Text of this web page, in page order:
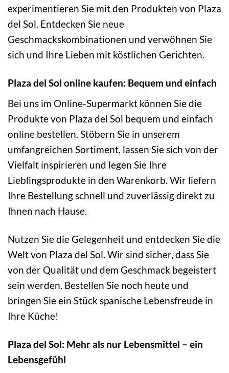
experimentieren Sie mit den Produkten von Plaza
del Sol. Entdecken Sie neue
Geschmackskombinationen und verwöhnen Sie
sich und Ihre Lieben mit köstlichen Gerichten.
Plaza del Sol online kaufen: Bequem und einfach
Bei uns im Online-Supermarkt können Sie die
Produkte von Plaza del Sol bequem und einfach
online bestellen. Stöbern Sie in unserem
umfangreichen Sortiment, lassen Sie sich von der
Vielfalt inspirieren und legen Sie Ihre
Lieblingsprodukte in den Warenkorb. Wir liefern
Ihre Bestellung schnell und zuverlässig direkt zu
Ihnen nach Hause.
Nutzen Sie die Gelegenheit und entdecken Sie die
Welt von Plaza del Sol. Wir sind sicher, dass Sie
von der Qualität und dem Geschmack begeistert
sein werden. Bestellen Sie noch heute und
bringen Sie ein Stück spanische Lebensfreude in
Ihre Küche!
Plaza del Sol: Mehr als nur Lebensmittel – ein
Lebensgefühl